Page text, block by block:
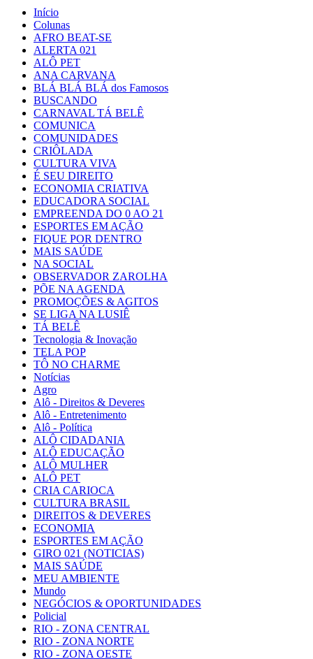
Início
Colunas
AFRO BEAT-SE
ALERTA 021
ALÔ PET
ANA CARVANA
BLÁ BLÁ BLÁ dos Famosos
BUSCANDO
CARNAVAL TÁ BELÊ
COMUNICA
COMUNIDADES
CRIÔLADA
CULTURA VIVA
É SEU DIREITO
ECONOMIA CRIATIVA
EDUCADORA SOCIAL
EMPREENDA DO 0 AO 21
ESPORTES EM AÇÃO
FIQUE POR DENTRO
MAIS SAÚDE
NA SOCIAL
OBSERVADOR ZAROLHA
PÕE NA AGENDA
PROMOÇÕES & AGITOS
SE LIGA NA LUSIÊ
TÁ BELÊ
Tecnologia & Inovação
TELA POP
TÔ NO CHARME
Notícias
Agro
Alô - Direitos & Deveres
Alô - Entretenimento
Alô - Política
ALÔ CIDADANIA
ALÔ EDUCAÇÃO
ALÔ MULHER
ALÔ PET
CRIA CARIOCA
CULTURA BRASIL
DIREITOS & DEVERES
ECONOMIA
ESPORTES EM AÇÃO
GIRO 021 (NOTICIAS)
MAIS SAÚDE
MEU AMBIENTE
Mundo
NEGÓCIOS & OPORTUNIDADES
Policial
RIO - ZONA CENTRAL
RIO - ZONA NORTE
RIO - ZONA OESTE